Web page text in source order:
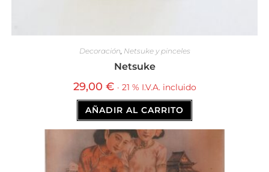
Decoración, Netsuke y pinceles
Netsuke
29,00 € · 21 % I.V.A. incluido
AÑADIR AL CARRITO